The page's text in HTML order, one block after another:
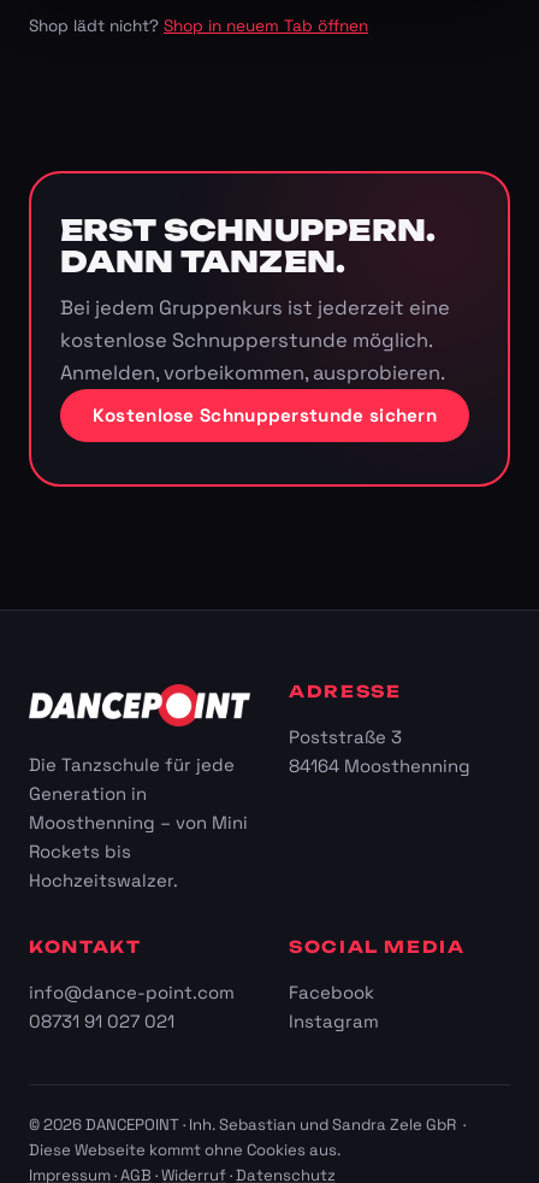
Shop lädt nicht? Shop in neuem Tab öffnen
ERST SCHNUPPERN.
DANN TANZEN.
Bei jedem Gruppenkurs ist jederzeit eine
kostenlose Schnupperstunde möglich.
Anmelden, vorbeikommen, ausprobieren.
Kostenlose Schnupperstunde sichern
Die Tanzschule für jede
Generation in
Moosthenning – von Mini
Rockets bis
Hochzeitswalzer.
ADRESSE
Poststraße 3
84164 Moosthenning
KONTAKT
info@dance-point.com
08731 91 027 021
SOCIAL MEDIA
Facebook
Instagram
© 2026 DANCEPOINT · Inh. Sebastian und Sandra Zele GbR ·
Diese Webseite kommt ohne Cookies aus.
Impressum·AGB ·Widerruf·Datenschutz